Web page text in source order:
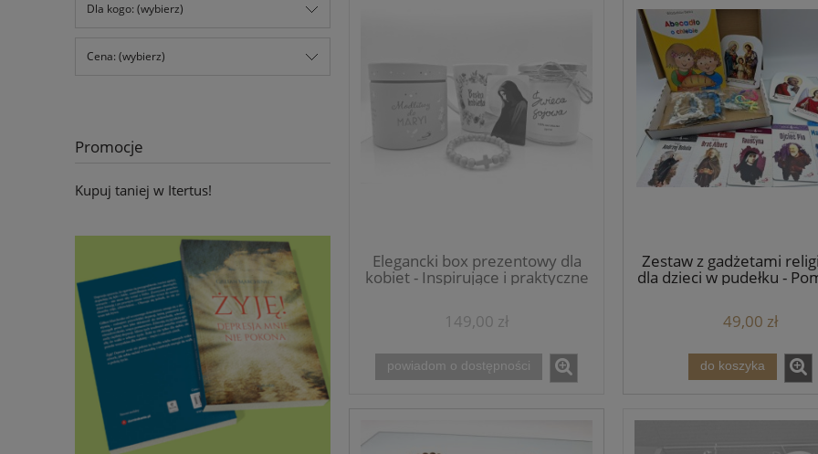
Dla kogo: (wybierz)
Cena: (wybierz)
Promocje
Kupuj taniej w Itertus!
Elegancki box prezentowy dla
kobiet - Inspirujące i praktyczne
149,00 zł
powiadom o dostępności
Zestaw z gadżetami
dla dzieci w pudełku -
49,00 zł
do koszyka